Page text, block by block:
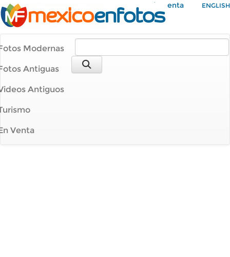
Mi Cuenta ENGLISH
Modernas
Antiguas
Antiguos
Venta